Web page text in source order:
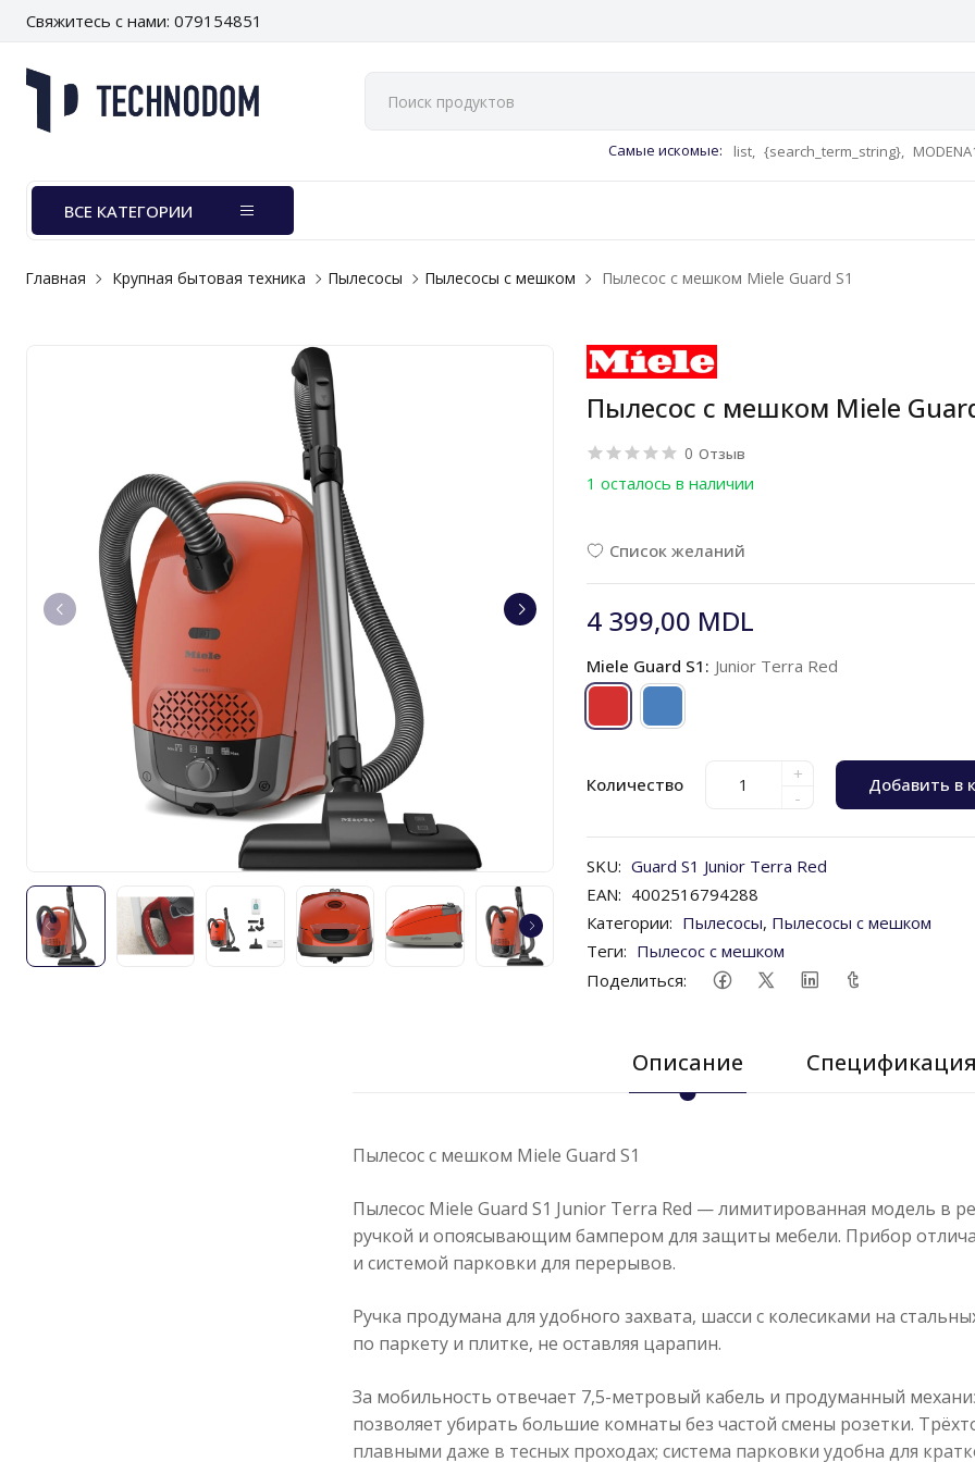
Свяжитесь с нами: 079154851
Самые искомые: list, {search_term_string},
ВСЕ КАТЕГОРИИ
Главная Крупная бытовая техника Пылесосы Пылесосы с мешком Пылесос с мешком Miele Guard S1
Пылесос с мешком Miele
0 Отзыв
1 осталось в наличии
Список желаний
4 399,00 MDL
Miele Guard S1: Junior Terra Red
Количество
+
-
Добавить в
SKU: Guard S1 Junior Terra Red
EAN: 4002516794288
Категории: Пылесосы, Пылесосы с мешком
Теги: Пылесос с мешком
Поделиться:
Описание Спецификация
Пылесос с мешком Miele Guard S1
Пылесос Miele Guard S1 Junior Terra Red — лимитированная модель в
ручкой и опоясывающим бампером для защиты мебели. Прибор
и системой парковки для перерывов.
Ручка продумана для удобного захвата, шасси с колесиками на
по паркету и плитке, не оставляя царапин.
За мобильность отвечает 7,5-метровый кабель и продуманный
позволяет убирать большие комнаты без частой смены розетки.
плавными даже в тесных проходах; система парковки удобна для